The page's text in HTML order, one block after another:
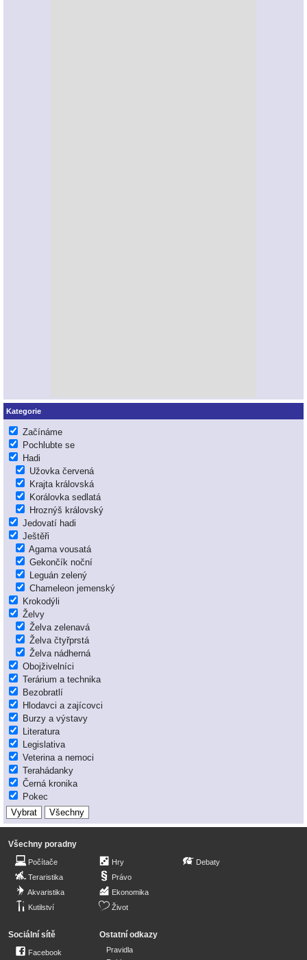
Kategorie
Začínáme
Pochlubte se
Hadi
Užovka červená
Krajta královská
Korálovka sedlatá
Hroznýš královský
Jedovatí hadi
Ještěři
Agama vousatá
Gekončík noční
Leguán zelený
Chameleon jemenský
Krokodýli
Želvy
Želva zelenavá
Želva čtyřprstá
Želva nádherná
Obojživelníci
Terárium a technika
Bezobratlí
Hlodavci a zajícovci
Burzy a výstavy
Literatura
Legislativa
Veterina a nemoci
Terahádanky
Černá kronika
Pokec
Všechny poradny
Počítače
Teraristika
Akvaristika
Kutilství
Hry
Právo
Ekonomika
Život
Debaty
Sociální sítě
Facebook
Ostatní odkazy
Pravidla